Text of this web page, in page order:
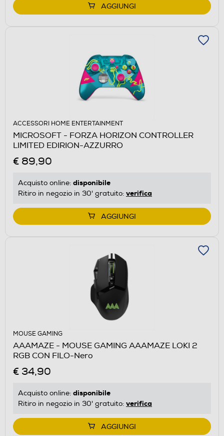
AGGIUNGI
ACCESSORI HOME ENTERTAINMENT
MICROSOFT - FORZA HORIZON CONTROLLER
LIMITED EDIRION-AZZURRO
€ 89,90
Acquisto online: disponibile
Ritiro in negozio in 30' gratuito: verifica
AGGIUNGI
MOUSE GAMING
AAAMAZE - MOUSE GAMING AAAMAZE LOKI 2
RGB CON FILO-Nero
€ 34,90
Acquisto online: disponibile
Ritiro in negozio in 30' gratuito: verifica
AGGIUNGI